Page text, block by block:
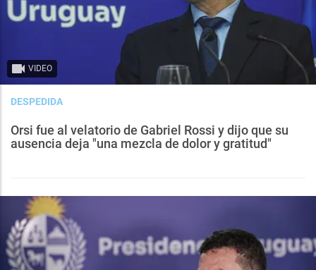
VIDEO
DESPEDIDA
Orsi fue al velatorio de Gabriel Rossi y dijo que su
ausencia deja "una mezcla de dolor y gratitud"